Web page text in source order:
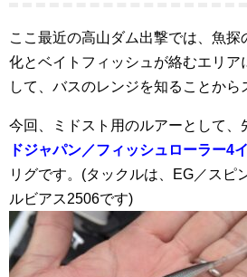
ここ最近の高山ダム出撃では、魚
化とベイトフィッシュが絡むエリア
して、バスのレンジを知ることから
今回、ミドスト用のルアーとして、
ドジャパン／フィッシュローラー4
リグです。(タックルは、EG／スピ
ルビアス2506です)